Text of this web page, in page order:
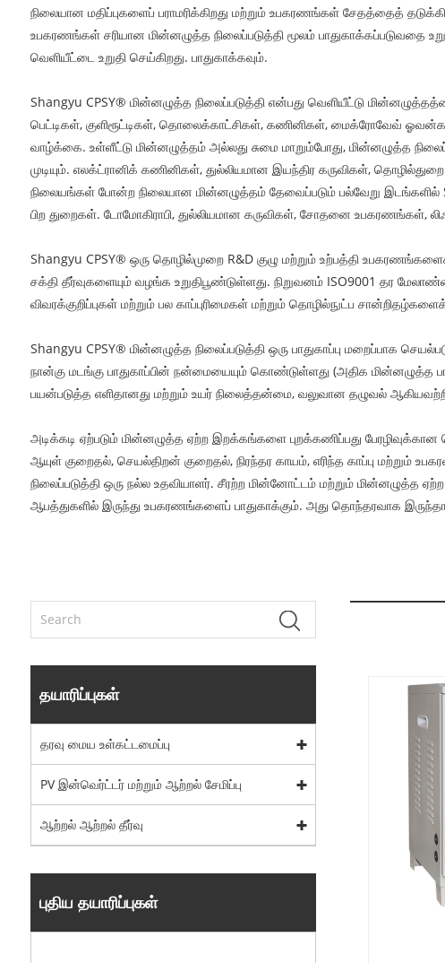
நிலையான மதிப்புகளைப் பராமரிக்கிறது மற்றும் உபகரணங்கள் சேதத்தைத்
உபகரணங்கள் சரியான மின்னழுத்த நிலைப்படுத்தி மூலம் பாதுகாக்கப்படுவதை
வெளியீட்டை உறுதி செய்கிறது. பாதுகாக்கவும்.
Shangyu CPSY® மின்னழுத்த நிலைப்படுத்தி என்பது வெளியீட்டு
பெட்டிகள், குளிரூட்டிகள், தொலைக்காட்சிகள், கணினிகள், மைக்ரோவேவ்
வாழ்க்கை. உள்ளீட்டு மின்னழுத்தம் அல்லது சுமை மாறும்போது, ​​மின்னழுத்த
முடியும். எலக்ட்ரானிக் கணினிகள், துல்லியமான இயந்திர கருவிகள்,
நிலையங்கள் போன்ற நிலையான மின்னழுத்தம் தேவைப்படும் பல்வேறு இடங்களில்
பிற துறைகள். டோமோகிராபி, துல்லியமான கருவிகள், சோதனை உபகரணங்கள்,
Shangyu CPSY® ஒரு தொழில்முறை R&D குழு மற்றும் உற்பத்தி
சக்தி தீர்வுகளையும் வழங்க உறுதிபூண்டுள்ளது. நிறுவனம் ISO9001 தர
விவரக்குறிப்புகள் மற்றும் பல காப்புரிமைகள் மற்றும் தொழில்நுட்ப
Shangyu CPSY® மின்னழுத்த நிலைப்படுத்தி ஒரு பாதுகாப்பு மறைப்பாக
நான்கு மடங்கு பாதுகாப்பின் நன்மையையும் கொண்டுள்ளது (அதிக மின்னழுத்த
பயன்படுத்த எளிதானது மற்றும் உயர் நிலைத்தன்மை, வலுவான தழுவல்
அடிக்கடி ஏற்படும் மின்னழுத்த ஏற்ற இறக்கங்களை புறக்கணிப்பது
ஆயுள் குறைதல், செயல்திறன் குறைதல், நிரந்தர காயம், எரிந்த காப்பு மற்றும்
நிலைப்படுத்தி ஒரு நல்ல உதவியாளர். சீரற்ற மின்னோட்டம் மற்றும் மின்னழுத்த
ஆபத்துகளில் இருந்து உபகரணங்களைப் பாதுகாக்கும். அது தொந்தரவாக
தயாரிப்புகள்
தரவு மைய உள்கட்டமைப்பு
PV இன்வெர்ட்டர் மற்றும் ஆற்றல் சேமிப்பு
ஆற்றல் ஆற்றல் தீர்வு
புதிய தயாரிப்புகள்